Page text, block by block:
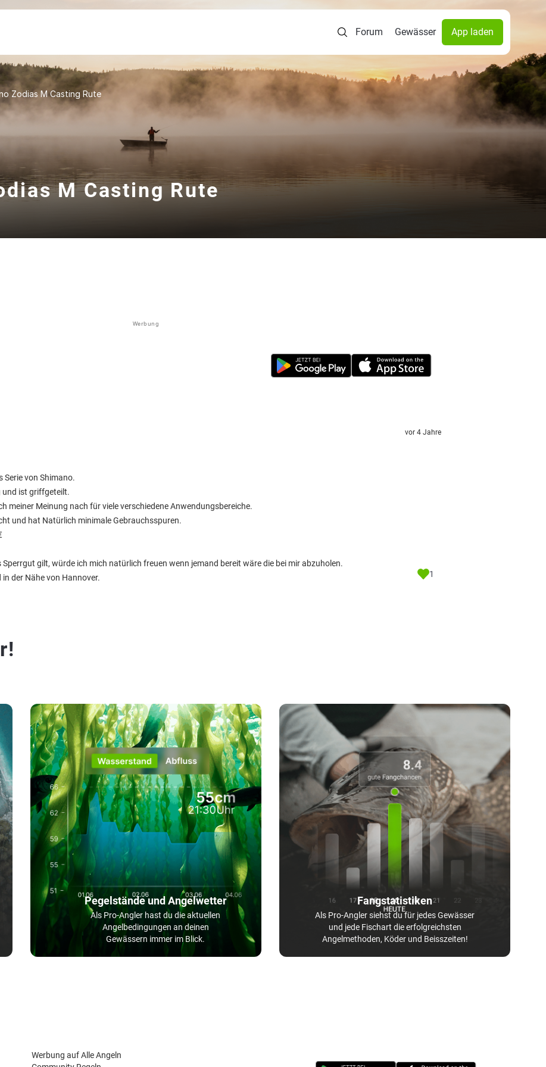
Forum Gewässer App laden
Zodias M Casting Rute
M Casting Rute
Werbung
Serie von Shimano.
und ist griffgeteilt.
meiner Meinung nach für viele verschiedene Anwendungsbereiche.
und hat Natürlich minimale Gebrauchsspuren.
Sperrgut gilt, würde ich mich natürlich freuen wenn jemand bereit wäre die bei mir abzuholen.
der Nähe von Hannover.
vor 4 Jahre
1
Pegelstände und Angelwetter
Als Pro-Angler hast du die aktuellen
Angelbedingungen an deinen
Gewässern immer im Blick.
Fangstatistiken
Als Pro-Angler siehst du für jedes Gewässer
und jede Fischart die erfolgreichsten
Angelmethoden, Köder und Beisszeiten!
Werbung auf Alle Angeln